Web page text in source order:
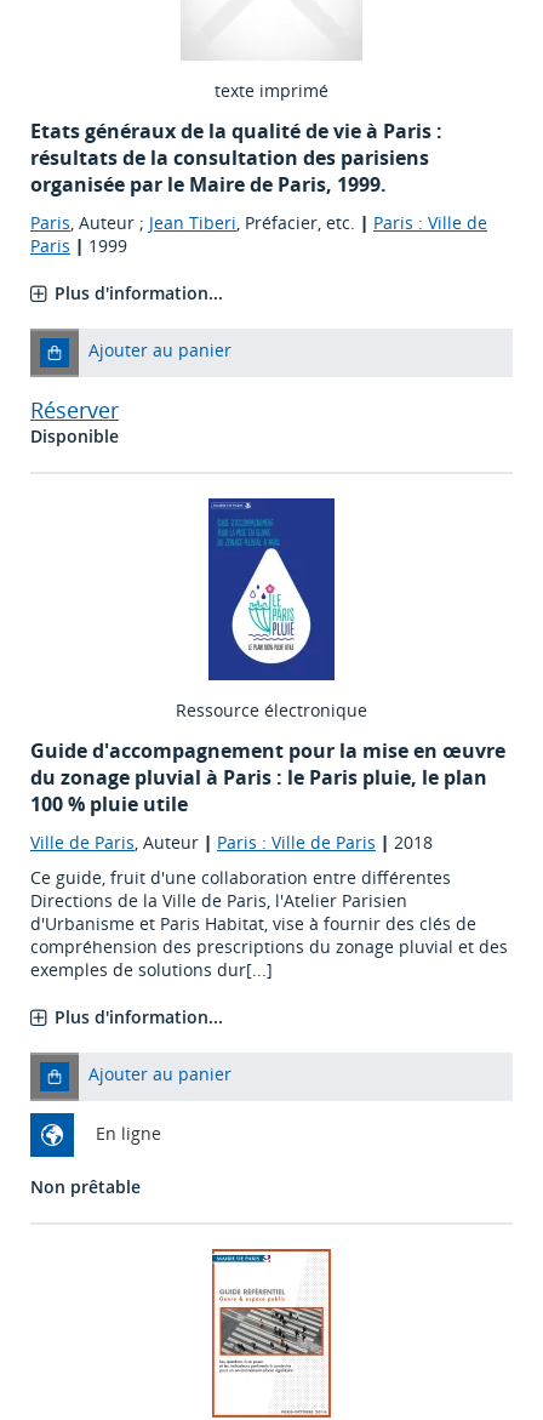
texte imprimé
Etats généraux de la qualité de vie à Paris :
résultats de la consultation des parisiens
organisée par le Maire de Paris, 1999.
Paris, Auteur ; Jean Tiberi, Préfacier, etc. | Paris : Ville de
Paris | 1999
Plus d'information...
Ajouter au panier
Réserver
Disponible
Ressource électronique
Guide d'accompagnement pour la mise en œuvre
du zonage pluvial à Paris : le Paris pluie, le plan
100 % pluie utile
Ville de Paris, Auteur | Paris : Ville de Paris | 2018
Ce guide, fruit d'une collaboration entre différentes
Directions de la Ville de Paris, l'Atelier Parisien
d'Urbanisme et Paris Habitat, vise à fournir des clés de
compréhension des prescriptions du zonage pluvial et des
exemples de solutions dur[...]
Plus d'information...
Ajouter au panier
En ligne
Non prêtable